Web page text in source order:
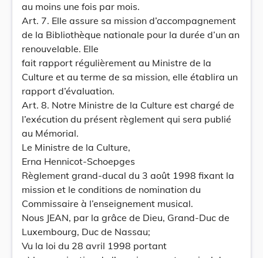
au moins une fois par mois.
Art. 7. Elle assure sa mission d’accompagnement
de la Bibliothèque nationale pour la durée d’un an
renouvelable. Elle
fait rapport régulièrement au Ministre de la
Culture et au terme de sa mission, elle établira un
rapport d’évaluation.
Art. 8. Notre Ministre de la Culture est chargé de
l’exécution du présent règlement qui sera publié
au Mémorial.
Le Ministre de la Culture,
Erna Hennicot-Schoepges
Règlement grand-ducal du 3 août 1998 fixant la
mission et le conditions de nomination du
Commissaire à l’enseignement musical.
Nous JEAN, par la grâce de Dieu, Grand-Duc de
Luxembourg, Duc de Nassau;
Vu la loi du 28 avril 1998 portant